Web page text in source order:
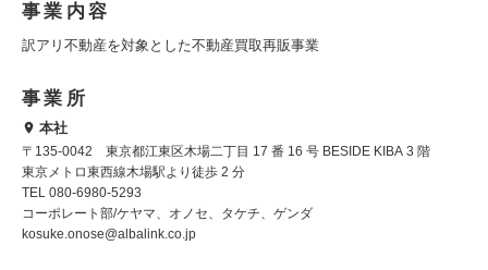
事業内容
訳アリ不動産を対象とした不動産買取再販事業
事業所
本社
〒135-0042 東京都江東区木場二丁目 17 番 16 号 BESIDE KIBA 3 階
東京メトロ東西線木場駅より徒歩 2 分
TEL 080-6980-5293
コーポレート部/ケヤマ、オノセ、タケチ、ゲンダ
kosuke.onose@albalink.co.jp